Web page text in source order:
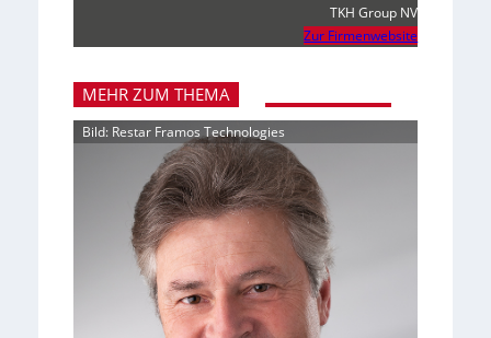
TKH Group NV
Zur Firmenwebsite
MEHR ZUM THEMA
Bild: Restar Framos Technologies